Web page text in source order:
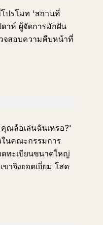
โปรโมท 'สถานที่
าห์ ผู้จัดการมักฝัน
จสอบความคืบหน้าที่
ณล้อเล่นฉันเหรอ?'
ในคณะกรรมการ
ทะเบียนขนาดใหญ่
าจึงยอดเยี่ยม โสด